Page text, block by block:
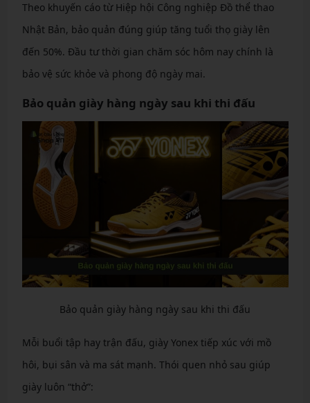
Theo khuyến cáo từ Hiệp hội Công nghiệp Đồ thể thao
Nhật Bản, bảo quản đúng giúp tăng tuổi thọ giày lên
đến 50%. Đầu tư thời gian chăm sóc hôm nay chính là
bảo vệ sức khỏe và phong độ ngày mai.
Bảo quản giày hàng ngày sau khi thi đấu
Bảo quản giày hàng ngày sau khi thi đấu
Mỗi buổi tập hay trận đấu, giày Yonex tiếp xúc với mồ
hôi, bụi sân và ma sát mạnh. Thói quen nhỏ sau giúp
giày luôn “thở”: